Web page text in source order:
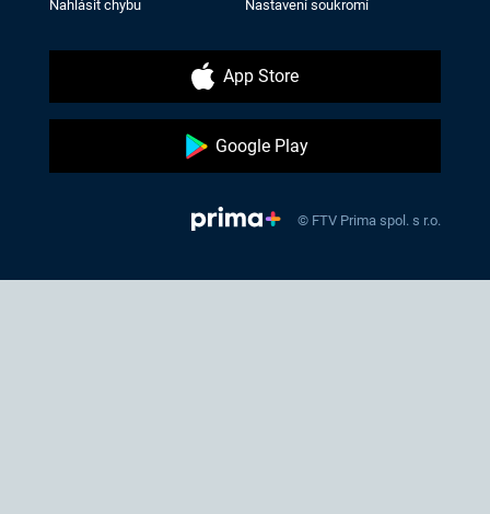
Nahlásit chybu Nastavení soukromí
App Store
Google Play
© FTV Prima spol. s r.o.